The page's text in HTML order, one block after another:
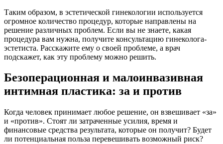
Таким образом, в эстетической гинекологии используется
огромное количество процедур, которые направлены на
решение различных проблем. Если вы не знаете, какая
процедура вам нужна, получите консультацию гинеколога-
эстетиста. Расскажите ему о своей проблеме, а врач
подскажет, как эту проблему можно решить.
Безоперационная и малоинвазивная
интимная пластика: за и против
Когда человек принимает любое решение, он взвешивает «за»
и «против». Стоят ли затраченные усилия, время и
финансовые средства результата, которые он получит? Будет
ли потенциальная польза перевешивать возможный риск?